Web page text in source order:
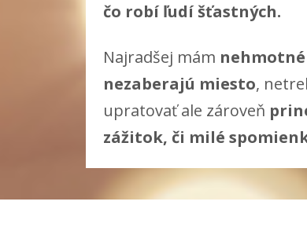
čo robí ľudí šťastných.
Najradšej mám
nezaberajú miesto,
upratovať ale zároveň
zážitok, či milé